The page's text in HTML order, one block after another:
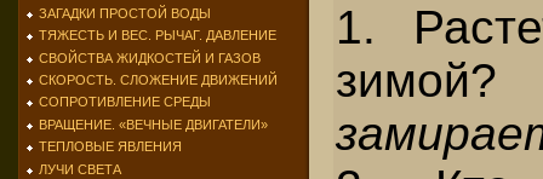
ЗАГАДКИ ПРОСТОЙ ВОДЫ
ТЯЖЕСТЬ И ВЕС. РЫЧАГ. ДАВЛЕНИЕ
СВОЙСТВА ЖИДКОСТЕЙ И ГАЗОВ
СКОРОСТЬ. СЛОЖЕНИЕ ДВИЖЕНИЙ
СОПРОТИВЛЕНИЕ СРЕДЫ
ВРАЩЕНИЕ. «ВЕЧНЫЕ ДВИГАТЕЛИ»
ТЕПЛОВЫЕ ЯВЛЕНИЯ
ЛУЧИ СВЕТА
1.